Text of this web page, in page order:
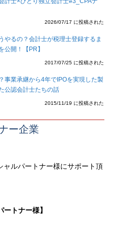
2026/07/17 に投稿された
やるの？会計士が税理士登録するま
公開！【PR】
2017/07/25 に投稿された
事業承継から4年でIPOを実現した製
公認会計士たちの話
2015/11/19 に投稿された
ー企業
ルパートナー様にサポート頂
ートナー様】